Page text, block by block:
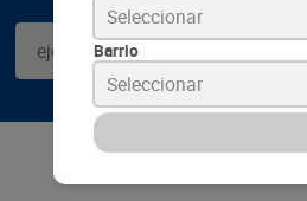
Seleccionar
Barrio
Seleccionar